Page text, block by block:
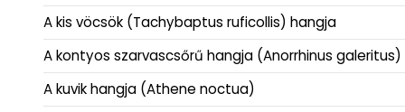
A kis vöcsök (Tachybaptus ruficollis) hangja
A kontyos szarvascsőrű hangja (Anorrhinus galeritus)
A kuvik hangja (Athene noctua)